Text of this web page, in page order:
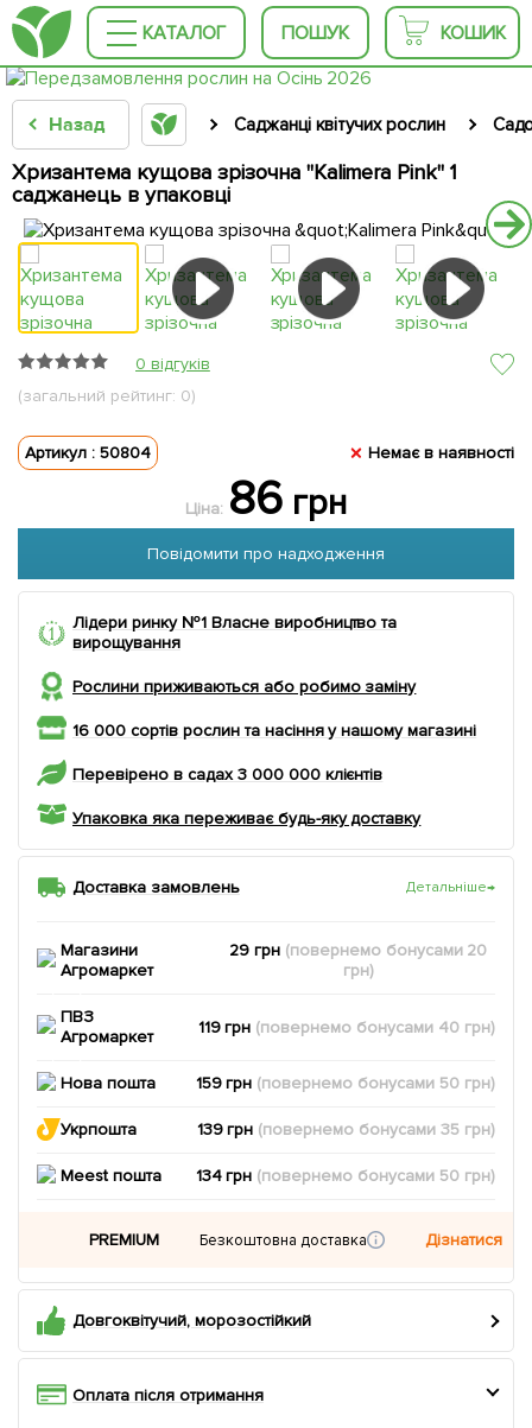
КАТАЛОГ ПОШУК КОШИК
Назад Саджанці квітучих рослин
Хризантема кущова зрізочна "Kalimera Pink" 1
саджанець в упаковці
0 відгуків
(загальний рейтинг: 0)
Артикул : 50804 Немає в наявності
Ціна: 86грн
Повідомити про надходження
Лідери ринку №1 Власне виробництво та
вирощування
Рослини приживаються або робимо заміну
16 000 сортів рослин та насіння у нашому магазині
Перевірено в садах 3 000 000 клієнтів
Упаковка яка переживає будь-яку доставку
Доставка замовлень Детальніше→
Магазини
Агромаркет
29 грн (повернемобонусами 20
грн)
ПВЗ
Агромаркет
119 грн (повернемо бонусами 40 грн)
Нова пошта 159 грн (повернемо бонусами 50 грн)
Укрпошта 139 грн (повернемо бонусами35 грн)
Meest пошта 134 грн (повернемо бонусами 50 грн)
PREMIUM Безкоштовна доставка Дізнатися
Довгоквітучий, морозостійкий
Оплата після отримання